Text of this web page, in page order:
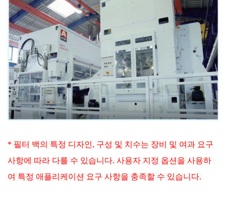
* 필터 백의 특정 디자인, 구성 및 치수는 장비 및 여과 요구
사항에 따라 다를 수 있습니다. 사용자 지정 옵션을 사용하
여 특정 애플리케이션 요구 사항을 충족할 수 있습니다.